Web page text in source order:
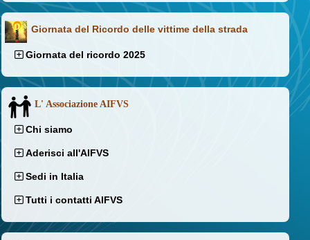
Giornata del Ricordo delle vittime della strada
Giornata del ricordo 2025
L' Associazione AIFVS
Chi siamo
Aderisci all'AIFVS
Sedi in Italia
Tutti i contatti AIFVS